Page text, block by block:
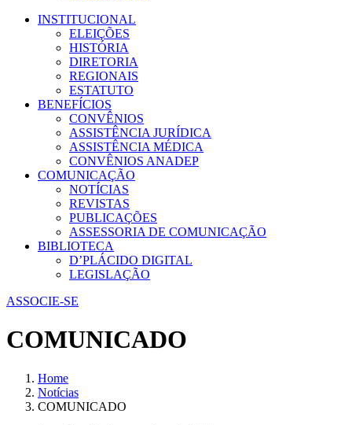
INSTITUCIONAL
ELEIÇÕES
HISTÓRIA
DIRETORIA
REGIONAIS
ESTATUTO
BENEFÍCIOS
CONVÊNIOS
ASSISTÊNCIA JURÍDICA
ASSISTÊNCIA MÉDICA
CONVÊNIOS ANADEP
COMUNICAÇÃO
NOTÍCIAS
REVISTAS
PUBLICAÇÕES
ASSESSORIA DE COMUNICAÇÃO
BIBLIOTECA
D’PLÁCIDO DIGITAL
LEGISLAÇÃO
ASSOCIE-SE
COMUNICADO
Home
Notícias
COMUNICADO